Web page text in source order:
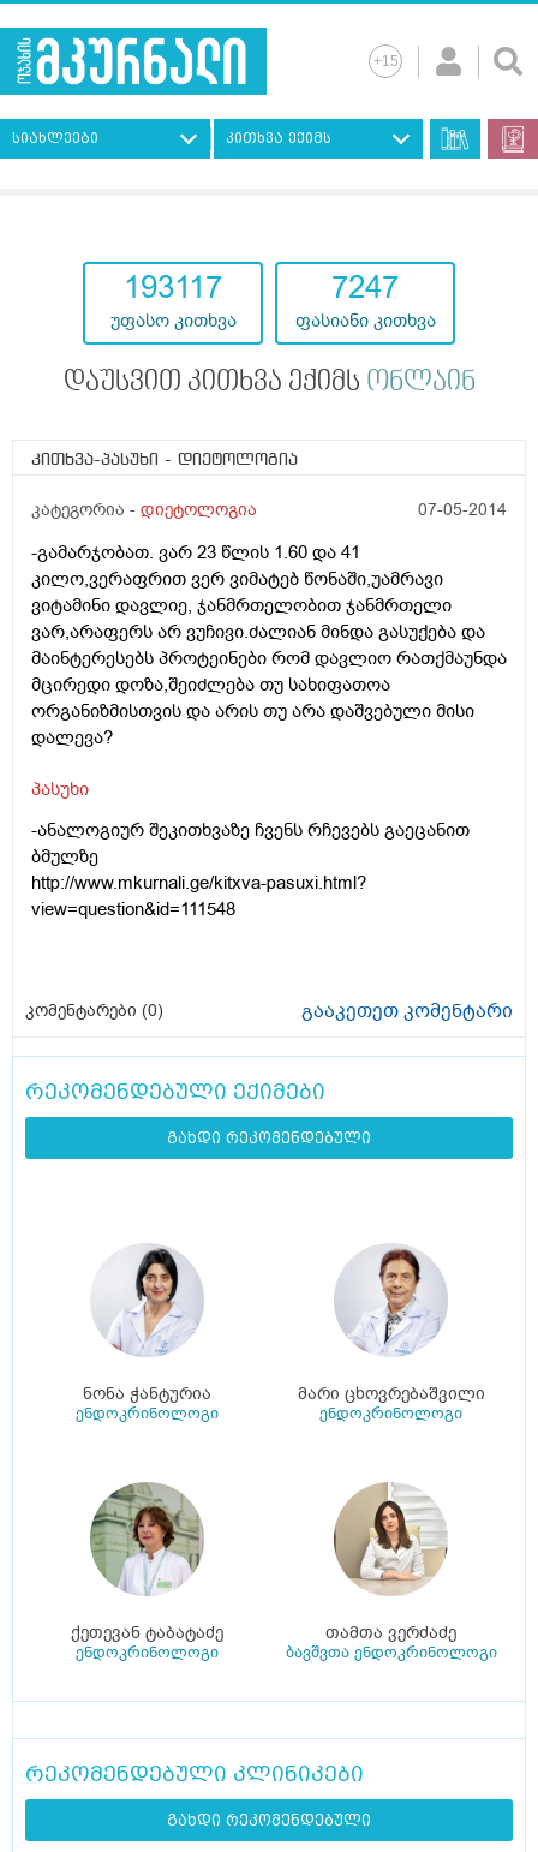
სიახლეები კითხვა ექიმს
193117
უფასო კითხვა
7247
ფასიანი კითხვა
დაუსვით კითხვა ექიმს ონლაინ
კითხვა-პასუხი - დიეტოლოგია
კატეგორია - დიეტოლოგია 07-05-2014
-გამარჯობათ. ვარ 23 წლის 1.60 და 41
კილო,ვერაფრით ვერ ვიმატებ წონაში,უამრავი
ვიტამინი დავლიე, ჯანმრთელობით ჯანმრთელი
ვარ,არაფერს არ ვუჩივი.ძალიან მინდა გასუქება და
მაინტერესებს პროტეინები რომ დავლიო რათქმაუნდა
მცირედი დოზა,შეიძლება თუ სახიფათოა
ორგანიზმისთვის და არის თუ არა დაშვებული მისი
დალევა?
პასუხი
-ანალოგიურ შეკითხვაზე ჩვენს რჩევებს გაეცანით
ბმულზე
http://www.mkurnali.ge/kitxva-pasuxi.html?
view=question&id=111548
კომენტარები (0) გააკეთეთ კომენტარი
რეკომენდებული ექიმები
გახდი რეკომენდებული
ნონა ჭანტურია
ენდოკრინოლოგი
მარი ცხოვრებაშვილი
ენდოკრინოლოგი
ქეთევან ტაბატაძე
ენდოკრინოლოგი
თამთა ვერძაძე
ბავშვთა ენდოკრინოლოგი
რეკომენდებული კლინიკები
გახდი რეკომენდებული